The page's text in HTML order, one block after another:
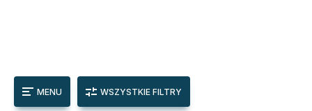
MENU WSZYSTKIE FILTRY